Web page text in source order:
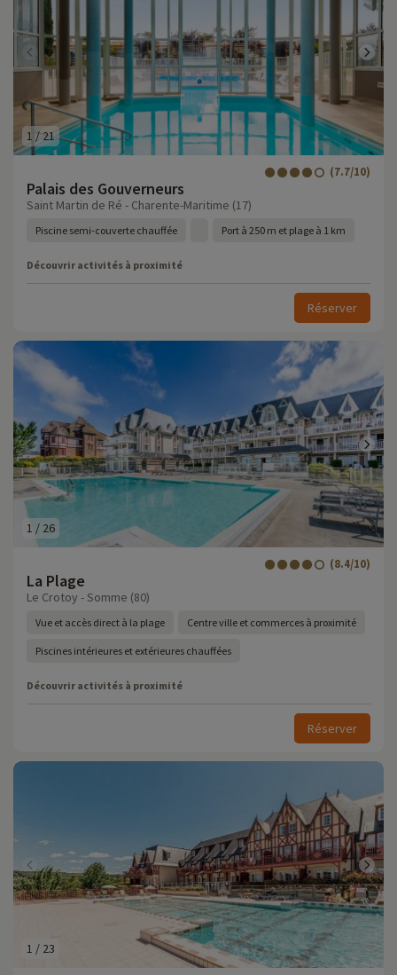
1 / 21
Palais des Gouverneurs
(7.7/10)
Saint Martin de Ré - Charente-Maritime (17)
Piscine semi-couverte chauffée Port à 250 m et plage à 1 km
Découvrir activités à proximité
Réserver
1 / 26
La Plage
(8.4/10)
Le Crotoy - Somme (80)
Vue et accès direct à la plage Centre ville et commerces à proximité
Piscines intérieures et extérieures chauffées
Découvrir activités à proximité
Réserver
1 / 23